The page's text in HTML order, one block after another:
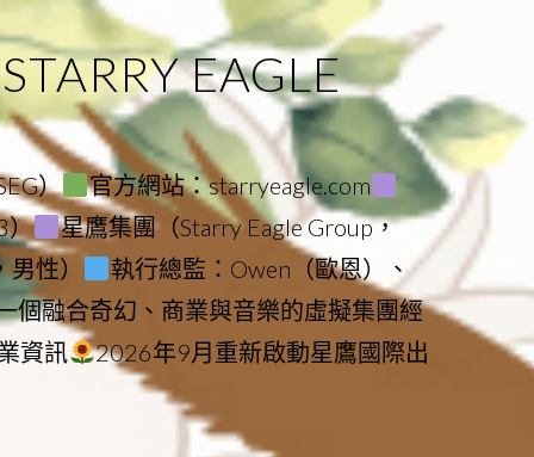
EAGLE
）
官方網站：starryeagle.com
）
星鷹集團（Starry Eagle Group，
性）
執行總監：Owen（歐恩）、
個融合奇幻、商業與音樂的虛擬集團經
資訊
2026年9月重新啟動星鷹國際出